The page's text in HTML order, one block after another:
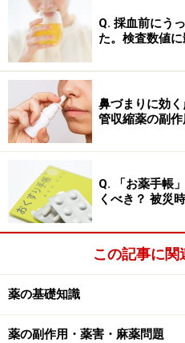
■ドパミン系に影響を与え
キンソン病の薬を服用して
用している方は併用を避けた
■ホルモンに影響をあたえ
全性の確認はできていませ
催乳作用を目的としたサプ
こともありますが、実際に
られます。また、経口避妊
けるべきです。特に低用量
される可能性があると考え
敏な状態 (乳がんなど) の場
生活の見直しも大切
Q. 採血前にう
た。検査数値
鼻づまりに効
管収縮薬の副
Q. 「お薬手帳
くべき？ 被災
この記事に関
薬の基礎知識
薬の副作用・薬害・麻薬問題